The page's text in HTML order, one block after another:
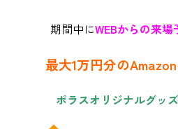
期間中にWEBからの来場
最大1万円分の
ポラスオリジナルグッズ